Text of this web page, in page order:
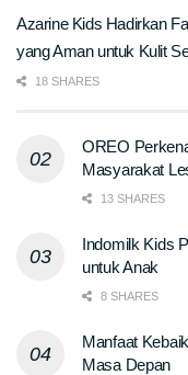
Azarine Kids Hadirkan Face Wash dan Moisturizer
yang Aman untuk Kulit
18 SHARES
OREO
Masyarakat
13 SHARES
Indomilk Kids
untuk Anak
8 SHARES
Manfaat
Masa Depan